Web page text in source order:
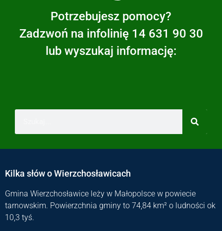
Potrzebujesz pomocy?
Zadzwoń na infolinię 14 631 90 30
lub wyszukaj informację:
Kilka słów o Wierzchosławicach
Gmina Wierzchosławice leży w Małopolsce w powiecie
tarnowskim. Powierzchnia gminy to 74,84 km² o ludności ok
10,3 tyś.